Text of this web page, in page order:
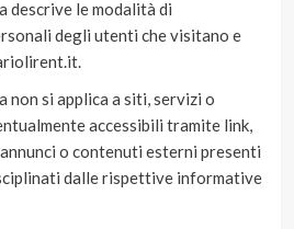
descrive le modalità di
degli utenti che visitano e
non si applica a siti, servizi o
accessibili tramite link,
o contenuti esterni presenti
dalle rispettive informative